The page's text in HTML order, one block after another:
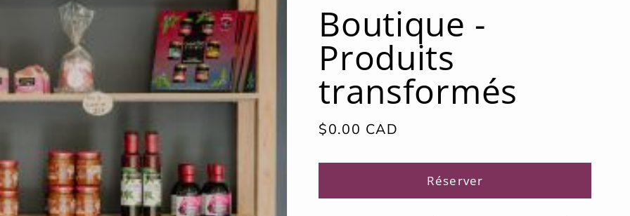
Boutique -
Produits
transformés
Prix
$0.00 CAD
Réserver